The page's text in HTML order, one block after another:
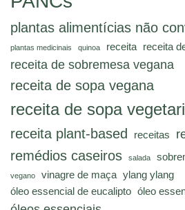
plantas alimentícias não
plantas medicinais quinoa receita receita
receita de sobremesa vegana
receita de sopa vegana
receita de sopa
receita plant-based receitas
remédios caseiros salada
vegano vinagre de maça ylang ylang
óleo essencial de eucalipto óleo